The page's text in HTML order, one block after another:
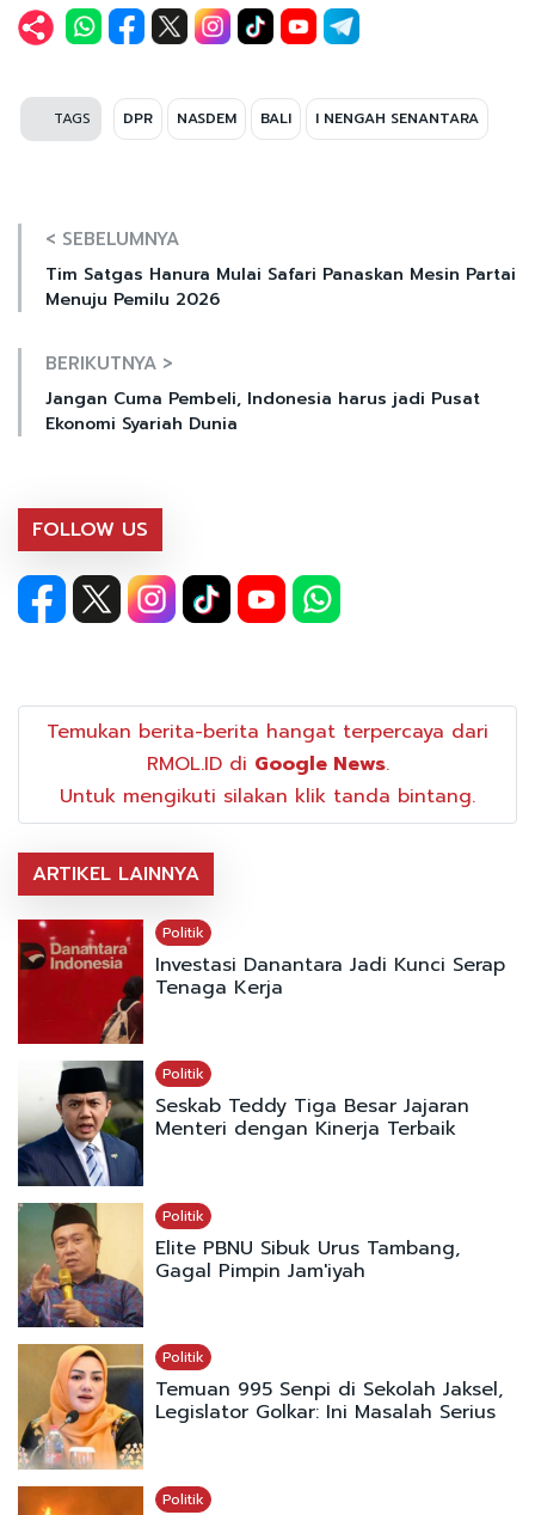
TAGS DPR NASDEM BALI I NENGAH SENANTARA
< SEBELUMNYA
Tim Satgas Hanura Mulai Safari Panaskan Mesin Partai
Menuju Pemilu 2026
BERIKUTNYA >
Jangan Cuma Pembeli, Indonesia harus jadi Pusat
Ekonomi Syariah Dunia
FOLLOW US
Temukan berita-berita hangat terpercaya dari
RMOL.ID di Google News.
Untuk mengikuti silakan klik tanda bintang.
ARTIKEL LAINNYA
Politik
Investasi Danantara Jadi Kunci Serap
Tenaga Kerja
Politik
Seskab Teddy Tiga Besar Jajaran
Menteri dengan Kinerja Terbaik
Politik
Elite PBNU Sibuk Urus Tambang,
Gagal Pimpin Jam'iyah
Politik
Temuan 995 Senpi di Sekolah Jaksel,
Legislator Golkar: Ini Masalah Serius
Politik